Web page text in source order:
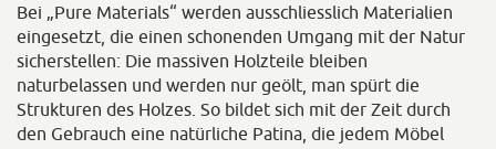
Bei „Pure Materials“ werden ausschliesslich Materialien
eingesetzt, die einen schonenden Umgang mit der Natur
sicherstellen: Die massiven Holzteile bleiben
naturbelassen und werden nur geölt, man spürt die
Strukturen des Holzes. So bildet sich mit der Zeit durch
den Gebrauch eine natürliche Patina, die jedem Möbel